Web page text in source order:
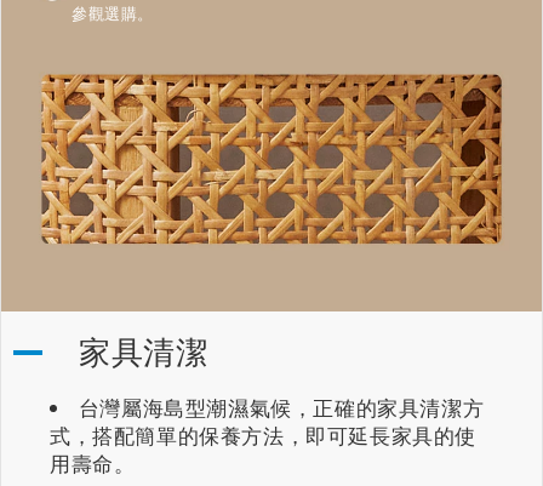
參觀選購。
家具清潔
台灣屬海島型潮濕氣候，正確的家具清潔方
式，搭配簡單的保養方法，即可延長家具的使
用壽命。